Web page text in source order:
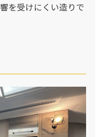
を受けにくい造りで